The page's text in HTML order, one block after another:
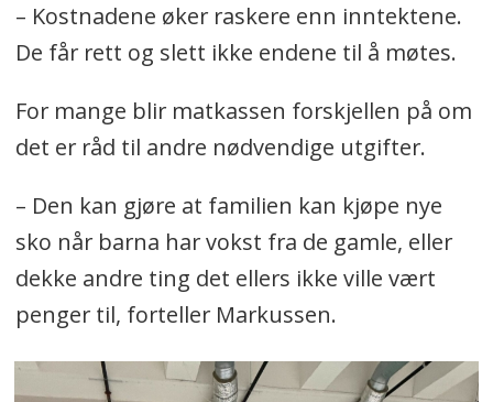
– Kostnadene øker raskere enn inntektene.
De får rett og slett ikke endene til å møtes.
For mange blir matkassen forskjellen på om
det er råd til andre nødvendige utgifter.
– Den kan gjøre at familien kan kjøpe nye
sko når barna har vokst fra de gamle, eller
dekke andre ting det ellers ikke ville vært
penger til, forteller Markussen.